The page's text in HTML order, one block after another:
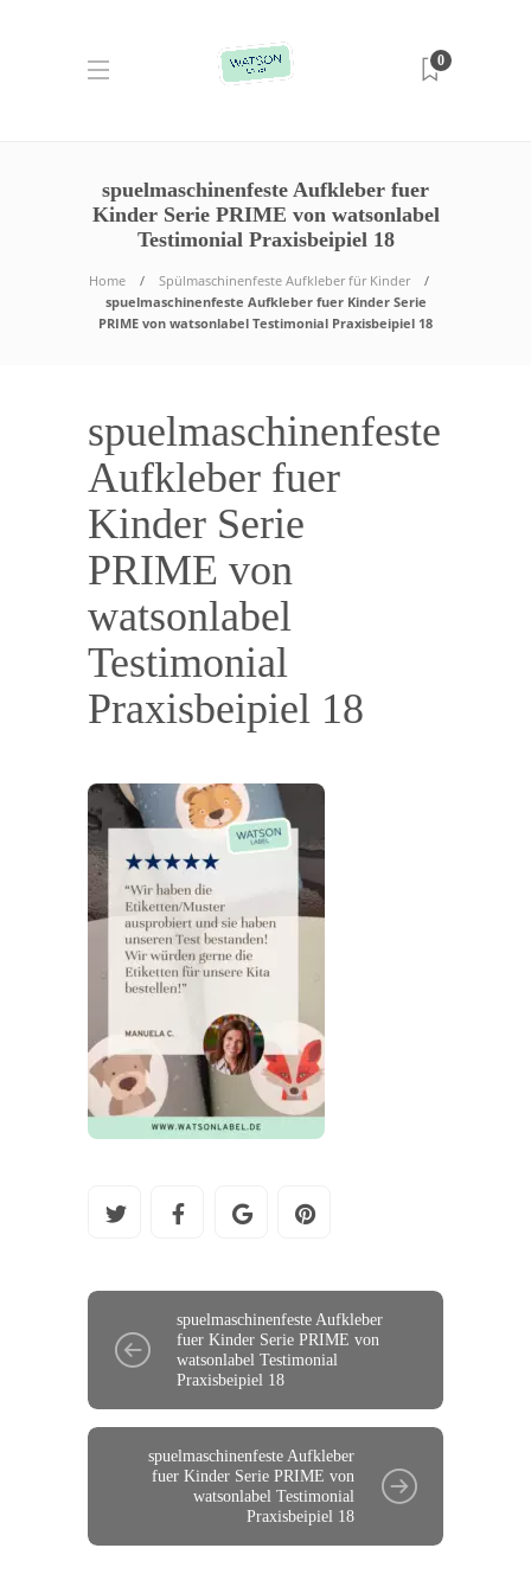
0
spuelmaschinenfeste Aufkleber fuer
Kinder Serie PRIME von watsonlabel
Testimonial Praxisbeipiel 18
Home
Spülmaschinenfeste Aufkleber für Kinder
spuelmaschinenfeste Aufkleber fuer Kinder Serie
PRIME von watsonlabel Testimonial Praxisbeipiel 18
spuelmaschinenfeste
Aufkleber fuer
Kinder Serie
PRIME von
watsonlabel
Testimonial
Praxisbeipiel 18
spuelmaschinenfeste Aufkleber
fuer Kinder Serie PRIME von
watsonlabel Testimonial
Praxisbeipiel 18
spuelmaschinenfeste Aufkleber
fuer Kinder Serie PRIME von
watsonlabel Testimonial
Praxisbeipiel 18